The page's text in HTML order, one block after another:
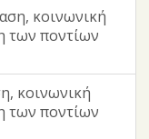
κοινωνική
των ποντίων
κοινωνική
των ποντίων